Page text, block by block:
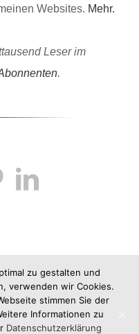
Websites. Mehr.
Leser im
.
zu gestalten und
verwenden wir Cookies.
stimmen Sie der
Informationen zu
Datenschutzerklärung